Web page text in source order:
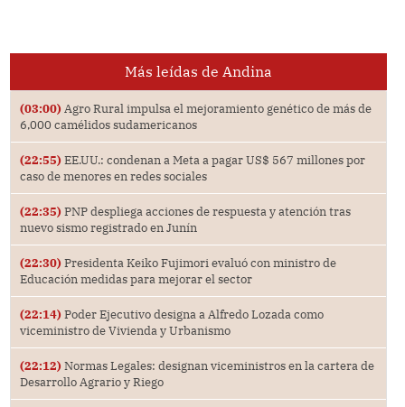
Más leídas de Andina
(03:00) Agro Rural impulsa el mejoramiento genético de más de
6,000 camélidos sudamericanos
(22:55) EE.UU.: condenan a Meta a pagar US$ 567 millones por
caso de menores en redes sociales
(22:35) PNP despliega acciones de respuesta y atención tras
nuevo sismo registrado en Junín
(22:30) Presidenta Keiko Fujimori evaluó con ministro de
Educación medidas para mejorar el sector
(22:14) Poder Ejecutivo designa a Alfredo Lozada como
viceministro de Vivienda y Urbanismo
(22:12) Normas Legales: designan viceministros en la cartera de
Desarrollo Agrario y Riego